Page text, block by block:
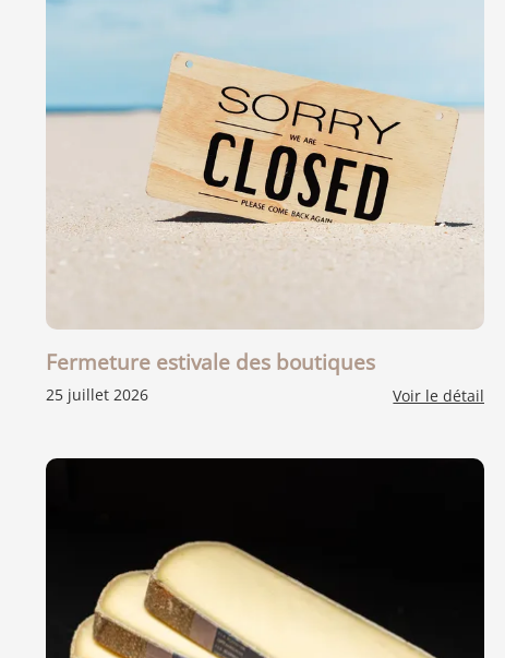
Fermeture estivale des boutiques
25 juillet 2026 Voir le détail